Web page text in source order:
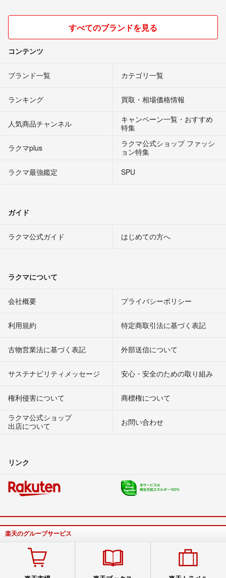
すべてのブランドを見る
コンテンツ
ブランド一覧 カテゴリ一覧
ランキング 買取・相場価格情報
人気商品チャンネル
キャンペーン一覧・おすすめ
特集
ラクマplus
ラクマ公式ショップ ファッシ
ョン特集
ラクマ最強鑑定
SPU
ガイド
ラクマ公式ガイド はじめての方へ
ラクマについて
会社概要 プライバシーポリシー
利用規約 特定商取引法に基づく表記
古物営業法に基づく表記 外部送信について
サステナビリティメッセージ 安心・安全のための取り組み
権利侵害について
商標権について
ラクマ公式ショップ
出店について
お問い合わせ
リンク
楽天のグループサービス